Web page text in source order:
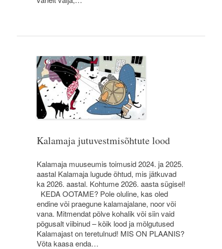
Kalamaja jutuvestmisõhtute lood
Kalamaja muuseumis toimusid 2024. ja 2025.
aastal Kalamaja lugude õhtud, mis jätkuvad
ka 2026. aastal. Kohtume 2026. aasta sügisel!
KEDA OOTAME? Pole oluline, kas oled
endine või praegune kalamajalane, noor või
vana. Mitmendat põlve kohalik või siin vaid
põgusalt viibinud – kõik lood ja mõlgutused
Kalamajast on teretulnud! MIS ON PLAANIS?
Võta kaasa enda…